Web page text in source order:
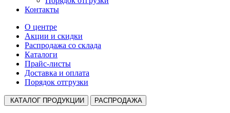
Контакты
О центре
Акции и скидки
Распродажа со склада
Каталоги
Прайс-листы
Доставка и оплата
Порядок отгрузки
КАТАЛОГ ПРОДУКЦИИ РАСПРОДАЖА